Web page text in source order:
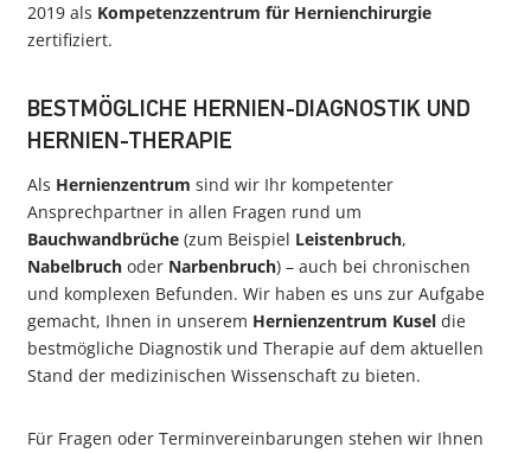
2019 als Kompetenzzentrum für Hernienchirurgie
zertifiziert.
BESTMÖGLICHE HERNIEN-DIAGNOSTIK UND
HERNIEN-THERAPIE
Als Hernienzentrum sind wir Ihr kompetenter
Ansprechpartner in allen Fragen rund um
Bauchwandbrüche (zum Beispiel Leistenbruch,
Nabelbruch oder Narbenbruch) – auch bei chronischen
und komplexen Befunden. Wir haben es uns zur Aufgabe
gemacht, Ihnen in unserem Hernienzentrum Kusel die
bestmögliche Diagnostik und Therapie auf dem aktuellen
Stand der medizinischen Wissenschaft zu bieten.
Für Fragen oder Terminvereinbarungen stehen wir Ihnen